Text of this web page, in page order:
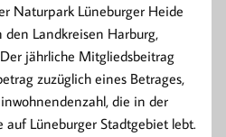
Naturpark Lüneburger Heide
Landkreisen Harburg,
jährliche Mitgliedsbeitrag
zuzüglich eines Betrages,
die in der
Lüneburger Stadtgebiet lebt.